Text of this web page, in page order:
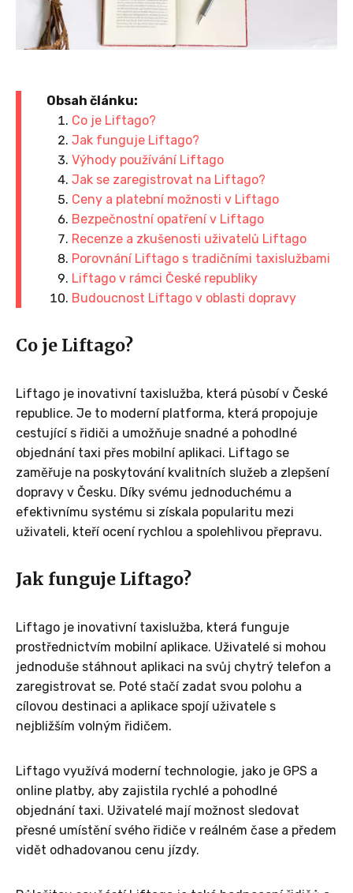
Obsah článku:
Co je Liftago?
Jak funguje Liftago?
Výhody používání Liftago
Jak se zaregistrovat na Liftago?
Ceny a platební možnosti v Liftago
Bezpečnostní opatření v Liftago
Recenze a zkušenosti uživatelů Liftago
Porovnání Liftago s tradičními taxislužbami
Liftago v rámci České republiky
Budoucnost Liftago v oblasti dopravy
Co je Liftago?
Liftago je inovativní taxislužba, která působí v České
republice. Je to moderní platforma, která propojuje
cestující s řidiči a umožňuje snadné a pohodlné
objednání taxi přes mobilní aplikaci. Liftago se
zaměřuje na poskytování kvalitních služeb a zlepšení
dopravy v Česku. Díky svému jednoduchému a
efektivnímu systému si získala popularitu mezi
uživateli, kteří ocení rychlou a spolehlivou přepravu.
Jak funguje Liftago?
Liftago je inovativní taxislužba, která funguje
prostřednictvím mobilní aplikace. Uživatelé si mohou
jednoduše stáhnout aplikaci na svůj chytrý telefon a
zaregistrovat se. Poté stačí zadat svou polohu a
cílovou destinaci a aplikace spojí uživatele s
nejbližším volným řidičem.
Liftago využívá moderní technologie, jako je GPS a
online platby, aby zajistila rychlé a pohodlné
objednání taxi. Uživatelé mají možnost sledovat
přesné umístění svého řidiče v reálném čase a předem
vidět odhadovanou cenu jízdy.